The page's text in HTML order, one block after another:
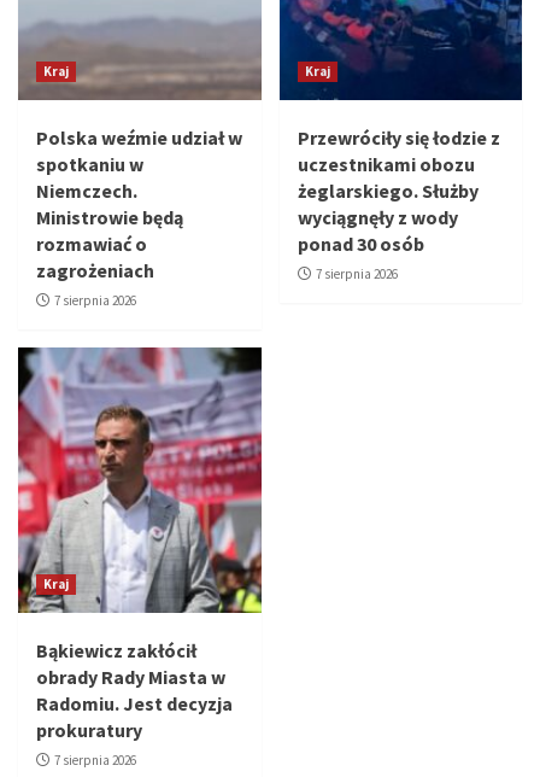
Kraj
Polska weźmie udział w
spotkaniu w
Niemczech.
Ministrowie będą
rozmawiać o
zagrożeniach
7 sierpnia 2026
Kraj
Przewróciły się łodzie z
uczestnikami obozu
żeglarskiego. Służby
wyciągnęły z wody
ponad 30 osób
7 sierpnia 2026
Kraj
Bąkiewicz zakłócił
obrady Rady Miasta w
Radomiu. Jest decyzja
prokuratury
7 sierpnia 2026